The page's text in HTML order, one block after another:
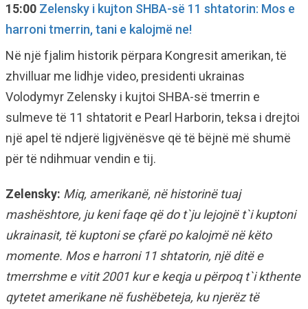
15:00 Zelensky i kujton SHBA-së 11 shtatorin: Mos e
harroni tmerrin, tani e kalojmë ne!
Në një fjalim historik përpara Kongresit amerikan, të
zhvilluar me lidhje video, presidenti ukrainas
Volodymyr Zelensky i kujtoi SHBA-së tmerrin e
sulmeve të 11 shtatorit e Pearl Harborin, teksa i drejtoi
një apel të ndjerë ligjvënësve që të bëjnë më shumë
për të ndihmuar vendin e tij.
Zelensky: Miq, amerikanë, në historinë tuaj
mashështore, ju keni faqe që do t`ju lejojnë t`i kuptoni
ukrainasit, të kuptoni se çfarë po kalojmë në këto
momente. Mos e harroni 11 shtatorin, një ditë e
tmerrshme e vitit 2001 kur e keqja u përpoq t`i kthente
qytetet amerikane në fushëbeteja, ku njerëz të